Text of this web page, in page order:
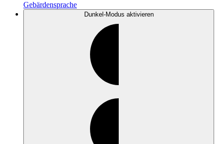
Gebärdensprache
Dunkel-Modus aktivieren